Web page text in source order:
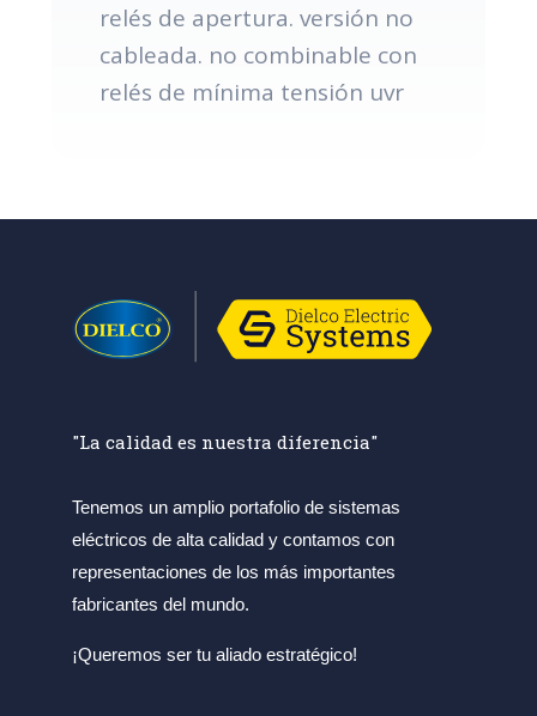
relés de apertura. versión no
cableada. no combinable con
relés de mínima tensión uvr
"La calidad es nuestra diferencia"
Tenemos un amplio portafolio de sistemas
eléctricos de alta calidad y contamos con
representaciones de los más importantes
fabricantes del mundo.
¡Queremos ser tu aliado estratégico!